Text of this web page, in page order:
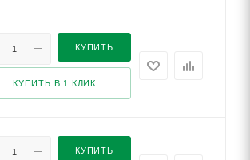
КУПИТЬ
КУПИТЬ В 1 КЛИК
КУПИТЬ